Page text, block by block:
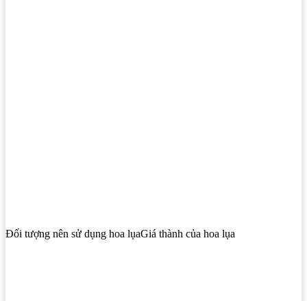
Đối tượng nên sử dụng hoa lụaGiá thành của hoa lụa